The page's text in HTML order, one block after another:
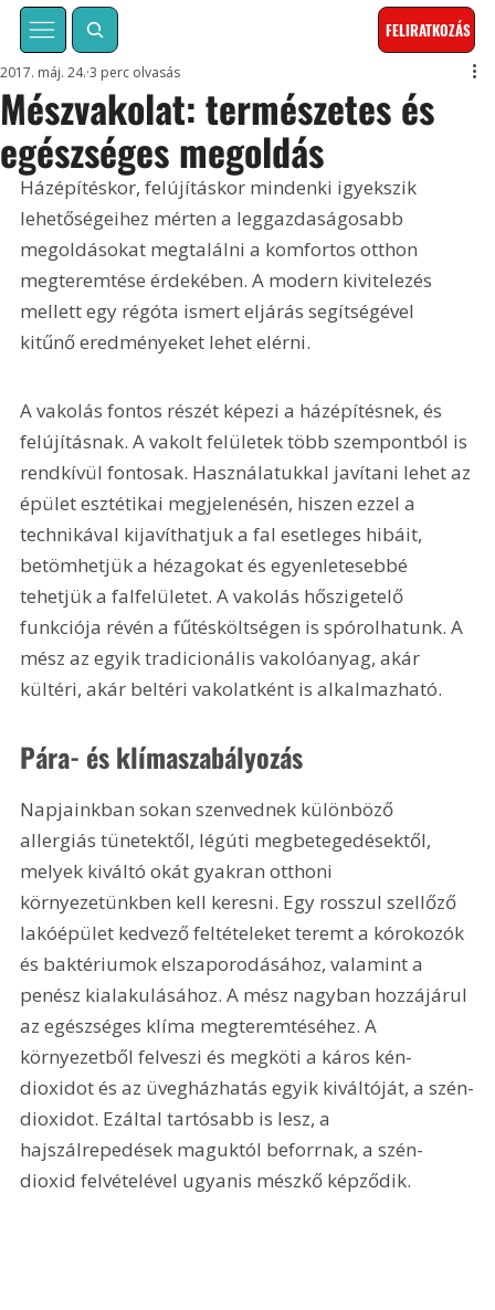
FELIRATKOZÁS
Mészvakolat: természetes és
egészséges megoldás
2017. máj. 24. 3 perc olvasás
Házépítéskor, felújításkor mindenki igyekszik
lehetőségeihez mérten a leggazdaságosabb
megoldásokat megtalálni a komfortos otthon
megteremtése érdekében. A modern kivitelezés
mellett egy régóta ismert eljárás segítségével
kitűnő eredményeket lehet elérni.
A vakolás fontos részét képezi a házépítésnek, és
felújításnak. A vakolt felületek több szempontból is
rendkívül fontosak. Használatukkal javítani lehet az
épület esztétikai megjelenésén, hiszen ezzel a
technikával kijavíthatjuk a fal esetleges hibáit,
betömhetjük a hézagokat és egyenletesebbé
tehetjük a falfelületet. A vakolás hőszigetelő
funkciója révén a fűtésköltségen is spórolhatunk. A
mész az egyik tradicionális vakolóanyag, akár
kültéri, akár beltéri vakolatként is alkalmazható.
Pára- és klímaszabályozás
Napjainkban sokan szenvednek különböző
allergiás tünetektől, légúti megbetegedésektől,
melyek kiváltó okát gyakran otthoni
környezetünkben kell keresni. Egy rosszul szellőző
lakóépület kedvező feltételeket teremt a kórokozók
és baktériumok elszaporodásához, valamint a
penész kialakulásához. A mész nagyban hozzájárul
az egészséges klíma megteremtéséhez. A
környezetből felveszi és megköti a káros kén-
dioxidot és az üvegházhatás egyik kiváltóját, a szén-
dioxidot. Ezáltal tartósabb is lesz, a
hajszálrepedések maguktól beforrnak, a szén-
dioxid felvételével ugyanis mészkő képződik.